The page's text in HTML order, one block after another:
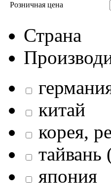
Розничная цена
Страна
китай
корея,
тайвань
япония